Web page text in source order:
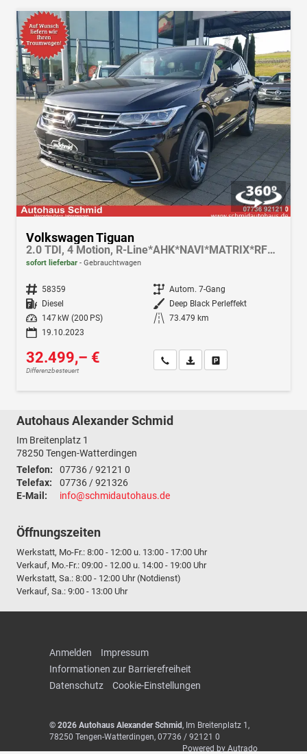
Volkswagen Tiguan
2.0 TDI, 4 Motion, R-Line*AHK*NAVI*MATRIX*RFK*19LM*ACC* 8 fach bereift
sofort lieferbar Gebrauchtwagen
Fahrzeugnr. 58359 Getriebe Autom. 7-Gang
Kraftstoff Diesel Außenfarbe Deep Black Perleffekt
Leistung
147 kW (200 PS) Kilometerstand 73.479 km
19.10.2023
32.499,– €
Differenzbesteuert
Wir rufen Sie anFahrzeugexposé (PDF)
Autohaus Alexander Schmid
Im Breitenplatz 1
78250 Tengen-Watterdingen
Telefon:
07736 / 92121 0
Telefax:
07736 / 921326
E-Mail:
info@schmidautohaus.de
Öffnungszeiten
Werkstatt, Mo-Fr.: 8:00 - 12:00 u. 13:00 - 17:00 Uhr
Verkauf, Mo.-Fr.: 09:00 - 12.00 u. 14:00 - 19:00 Uhr
Werkstatt, Sa.: 8:00 - 12:00 Uhr (Notdienst)
Verkauf, Sa.: 9:00 - 13:00 Uhr
Anmelden
Impressum
Informationen zur Barrierefreiheit
Datenschutz
Cookie-Einstellungen
© 2026 Autohaus Alexander Schmid, Im Breitenplatz 1,
78250 Tengen-Watterdingen, 07736 / 92121 0
Powered by Autrado